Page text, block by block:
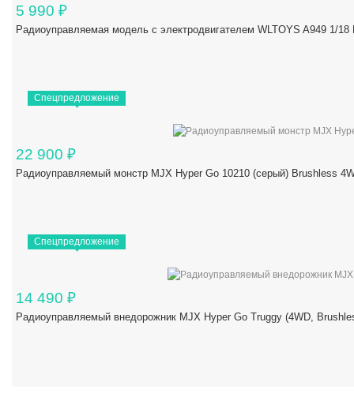
5 990 ₽
Радиоуправляемая модель с электродвигателем WLTOYS A949 1/
Спецпредложение
22 900 ₽
Радиоуправляемый монстр MJX Hyper Go 10210 (серый) Brushless
Спецпредложение
14 490 ₽
Радиоуправляемый внедорожник MJX Hyper Go Truggy (4WD,